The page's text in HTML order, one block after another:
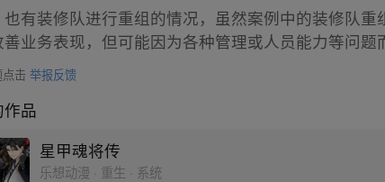
也有装修队进行重组的情况，虽然案例中的装修队
业务表现，但可能因为各种管理或人员能力等问题
点击举报反馈
品
星甲魂将传
乐想动漫 · 重生 · 系统